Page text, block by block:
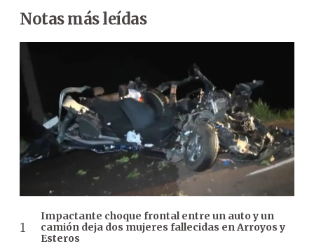
Notas más leídas
Impactante choque frontal entre un auto y un
camión deja dos mujeres fallecidas en Arroyos y
Esteros